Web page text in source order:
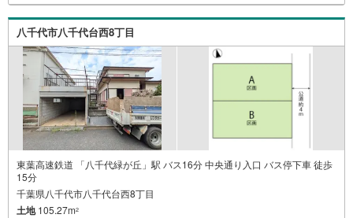
八千代市八千代台西8丁目
東葉高速鉄道 「八千代緑が丘」駅 バス16分 中央通り入口 バス停下車 徒歩
15分
千葉県八千代市八千代台西8丁目
土地105.27m2